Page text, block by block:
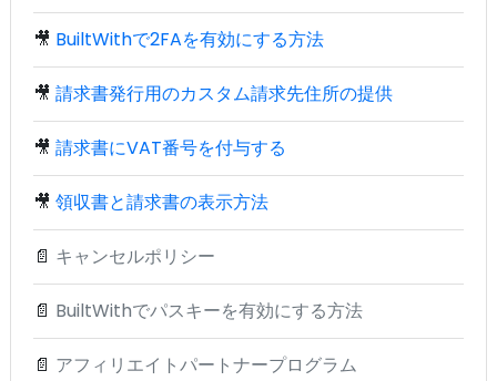
🎥 BuiltWithで2FAを有効にする方法
🎥 請求書発行用のカスタム請求先住所の提供
🎥 請求書にVAT番号を付与する
🎥 領収書と請求書の表示方法
📄 キャンセルポリシー
📄 BuiltWithでパスキーを有効にする方法
📄 アフィリエイトパートナープログラム